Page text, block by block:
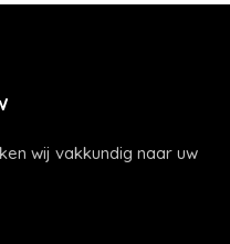
wij vakkundig naar uw